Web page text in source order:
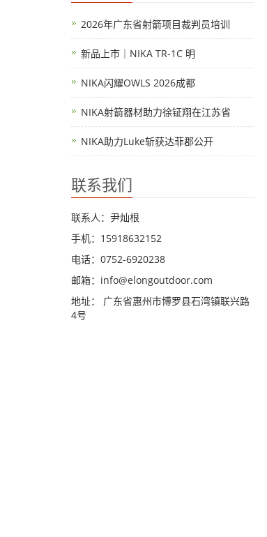
2026年广东省射箭项目裁判员培训
新品上市｜NIKA TR-1C 明
NIKA闪耀OWLS 2026成都
NIKA射箭器材助力徐钲翔在江苏省
NIKA助力Luke斩获达菲郡公开
联系我们
联系人：尹灿根
手机：15918632152
电话：0752-6920238
邮箱： info@elongoutdoor.com
地址： 广东省惠州市博罗县石湾镇联兴路
4号